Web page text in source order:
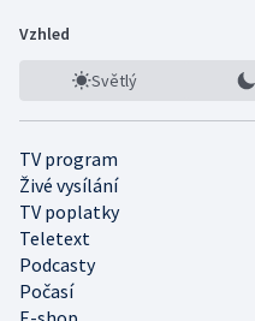
Vzhled
Světlý
TV program
Živé vysílání
TV poplatky
Teletext
Podcasty
Počasí